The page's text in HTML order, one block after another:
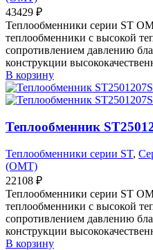
43429 ₽
Теплообменники серии ST
теплообменники с высокой
сопротивлением давлению
конструкции
В корзину
Теплообменник
Теплообменники серии ST,
(OMT)
22108 ₽
Теплообменники серии ST
теплообменники с высокой
сопротивлением давлению
конструкции
В корзину